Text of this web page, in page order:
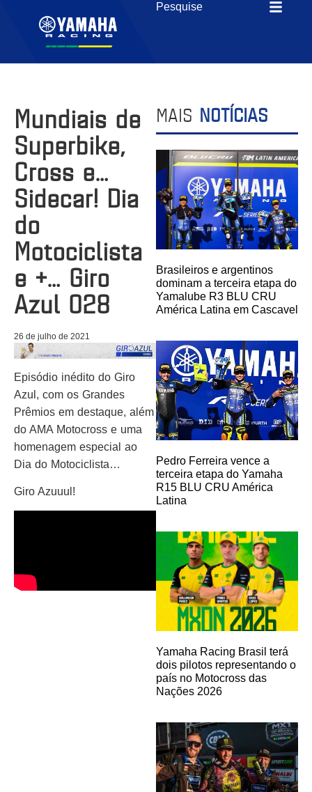
Mundiais de
Superbike,
Cross e…
Sidecar! Dia
do
Motociclista
e +… Giro
Azul 028
26 de julho de 2021
Episódio inédito do Giro
Azul, com os Grandes
Prêmios em destaque, além
do AMA Motocross e uma
homenagem especial ao
Dia do Motociclista…
Giro Azuuul!
MAIS NOTÍCIAS
Brasileiros e argentinos
dominam a terceira etapa do
Yamalube R3 BLU CRU
América Latina em Cascavel
Pedro Ferreira vence a
terceira etapa do Yamaha
R15 BLU CRU América
Latina
Yamaha Racing Brasil terá
dois pilotos representando o
país no Motocross das
Nações 2026